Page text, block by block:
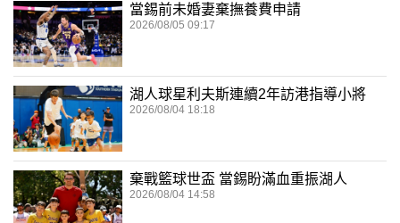
當錫前未婚妻棄撫養費申請
2026/08/05 09:17
湖人球星利夫斯連續2年訪港指導小將
2026/08/04 18:18
棄戰籃球世盃 當錫盼滿血重振湖人
2026/08/04 14:58